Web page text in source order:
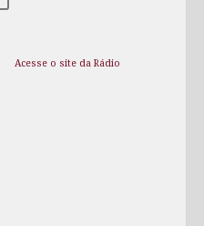
Acesse o site da Rádio